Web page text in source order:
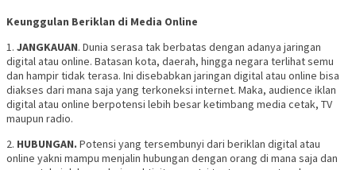
Keunggulan Beriklan di Media Online
1. JANGKAUAN. Dunia serasa tak berbatas dengan adanya jaringan
digital atau online. Batasan kota, daerah, hingga negara terlihat semu
dan hampir tidak terasa. Ini disebabkan jaringan digital atau online bisa
diakses dari mana saja yang terkoneksi internet. Maka, audience iklan
digital atau online berpotensi lebih besar ketimbang media cetak, TV
maupun radio.
2. HUBUNGAN. Potensi yang tersembunyi dari beriklan digital atau
online yakni mampu menjalin hubungan dengan orang di mana saja dan